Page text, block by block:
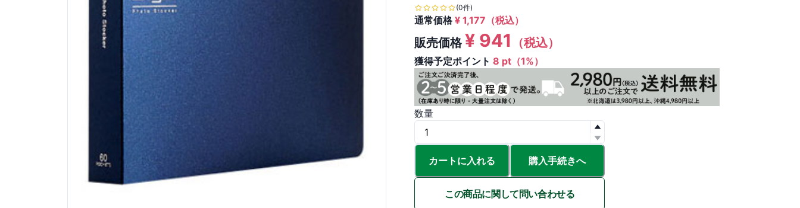
(0件)
通常価格¥ 1,177 （税込）
販売価格¥ 941 （税込）
獲得予定ポイント 8 pt（1%）
数量
カートに入れる 購入手続きへ
この商品に関して問い合わせる